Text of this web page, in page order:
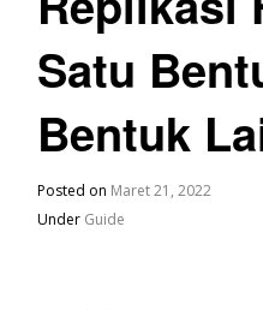
Satu
Bentuk
Posted on Maret 21, 2022
Under Guide